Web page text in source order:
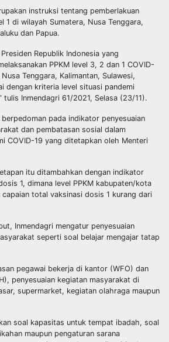
instruksi tentang pemberlakuan
1 di wilayah Sumatera, Nusa Tenggara,
dan Papua.
Republik Indonesia yang
PPKM level 3, 2 dan 1 COVID-
Tenggara, Kalimantan, Sulawesi,
dengan kriteria level situasi pandemi
tulis Inmendagri 61/2021, Selasa (23/11).
pada indikator penyesuaian
dan pembatasan sosial dalam
COVID-19 yang ditetapkan oleh Menteri
itu ditambahkan dengan indikator
1, dimana level PPKM kabupaten/kota
capaian total vaksinasi dosis 1 kurang dari
Inmendagri mengatur penyesuaian
seperti soal belajar mengajar tatap
pegawai bekerja di kantor (WFO) dan
penyesuaian kegiatan masyarakat di
supermarket, kegiatan olahraga maupun
soal kapasitas untuk tempat ibadah, soal
maupun pengaturan sarana